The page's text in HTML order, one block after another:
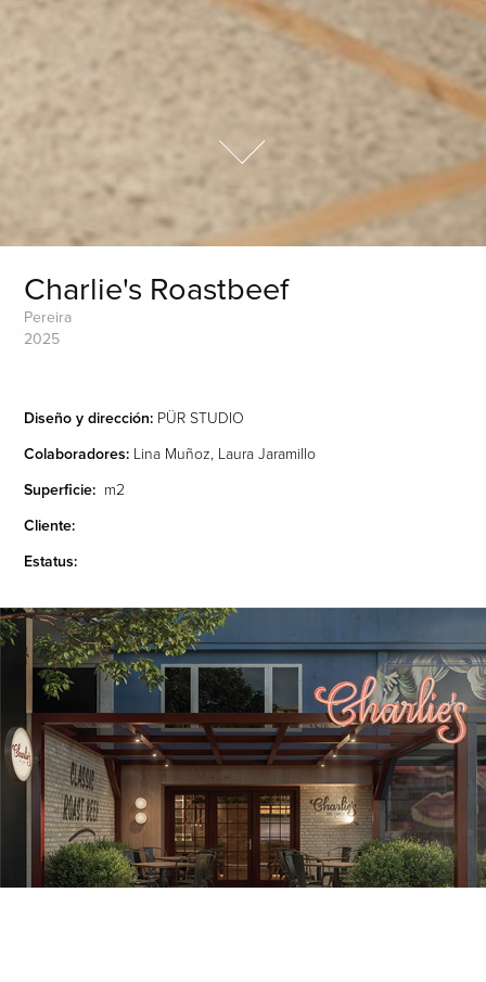
Charlie's Roastbeef
Pereira
2025
Diseño y dirección: PÜR STUDIO
Colaboradores: Lina Muñoz, Laura Jaramillo
Superficie: m2
Cliente:
Estatus: